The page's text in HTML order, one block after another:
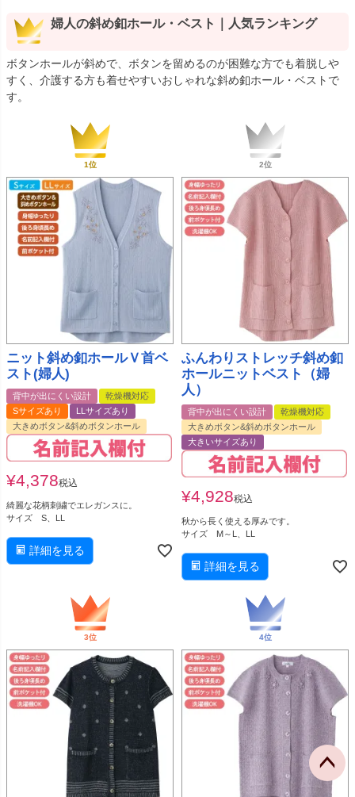
婦人の斜め釦ホール・ベスト｜人気ランキング
ボタンホールが斜めで、ボタンを留めるのが困難な方でも着脱しや
すく、介護する方も着せやすいおしゃれな斜め釦ホール・ベストで
す。
ニット斜め釦ホールＶ首ベ
スト(婦人)
背中が出にくい設計
乾燥機対応
Sサイズあり
LLサイズあり
大きめボタン&斜めボタンホール
¥4,378税込
綺麗な花柄刺繍でエレガンスに。
サイズ S、LL
詳細を見る
ふんわりストレッチ斜め釦
ホールニットベスト（婦
人）
背中が出にくい設計
乾燥機対応
大きめボタン&斜めボタンホール
大きいサイズあり
¥4,928税込
秋から長く使える厚みです。
サイズ M～L、LL
詳細を見る